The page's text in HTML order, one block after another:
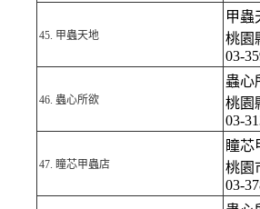
45. 甲蟲天地
甲蟲
桃園
03-
46. 蟲心所欲
蟲心
桃園
03-
47. 瞳芯甲蟲店
瞳芯
桃園
03-